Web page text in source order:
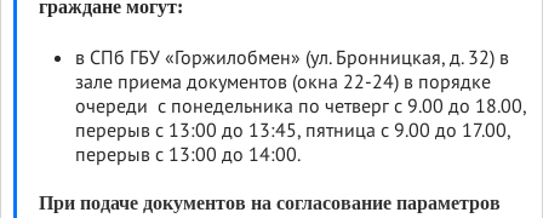
граждане могут:
в СПб ГБУ «Горжилобмен» (ул. Бронницкая, д. 32) в
зале приема документов (окна 22-24) в порядке
очереди с понедельника по четверг с 9.00 до 18.00,
перерыв с 13:00 до 13:45, пятница с 9.00 до 17.00,
перерыв с 13:00 до 14:00.
При подаче документов на согласование параметров